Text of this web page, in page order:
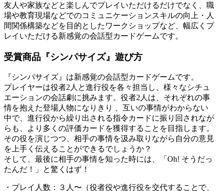
友人や家族などと楽しんでプレイいただけるだけでなく、職
場や教育現場などでのコミュニケーションスキルの向上・人
間関係構築などを目的としたワークショップなど、幅広くプ
レイいただける新感覚の会話型カードゲームです。
受賞商品『シンパサイズ』遊び方
『シンパサイズ』は新感覚の会話型カードゲームです。
プレイヤーは役者2人と進行役を各々担当し、様々なシチュ
エーションの会話劇に挑みます。役者2人は、それぞれの事
情を抱えた登場人物になりきり 、互いの事情がわからない
中で、進行役から繰り出される指令カードに振り回されなが
らも、より多くの評価カードを獲得することを目指します。
その役を演じつつ、相手の事情を汲み取りながら自分の意見
を上手く伝えることができるでしょうか？
そして、最後に相手の事情を知った時には、「Oh! そうだっ
たんだ！」と驚くはず！
・プレイ人数：３人〜（役者役や進行役を交代することで、